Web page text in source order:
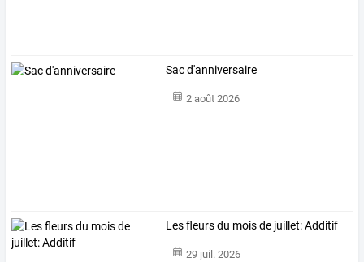
Sac d'anniversaire
2 août 2026
Les fleurs du mois de juillet: Additif
29 juil. 2026